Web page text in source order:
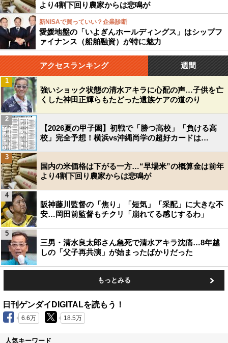
より4割下回り農家からは悲鳴が
新NISAで買っていい？企業診断
愛媛地盤の「いよぎんホールディングス」はシップフ
ァイナンス（船舶融資）が特に魅力
アクセスランキング 週間
強いショック状態の清水アキラに心配の声…子供を亡
くした神田正輝らもたどった遺族ケアの道のり
1
【2026夏の甲子園】初戦で「勝つ高校」「負ける高
校」完全予想！横浜vs沖縄尚学の超好カードは…
2
国内の米価格は下がる一方…“早場米”の概算金は前年
より4割下回り農家からは悲鳴が
3
阪神藤川監督の「焦り」「短気」「采配」に大きな不
安…岡田前監督もチクリ「崩れてる感じするわ」
4
三男・清水良太郎さん急死で清水アキラ沈痛…8年越
しの「父子再共演」が始まったばかりだった
5
もっとみる
日刊ゲンダイDIGITALを読もう！
6.6万 18.5万
人気キーワード